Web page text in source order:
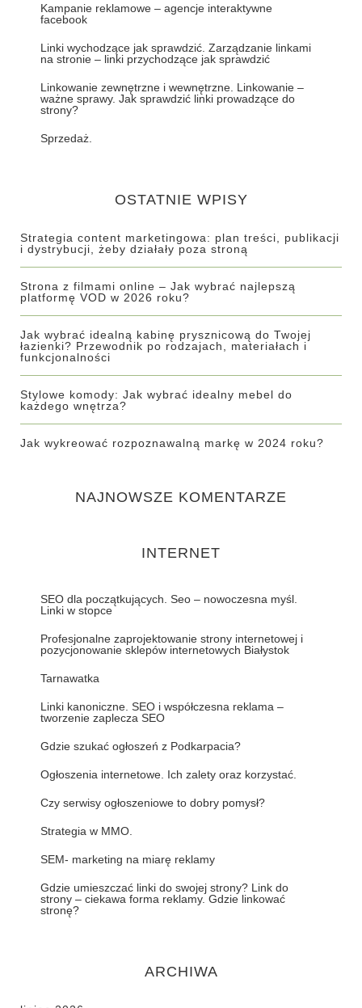
Kampanie reklamowe – agencje interaktywne
facebook
Linki wychodzące jak sprawdzić. Zarządzanie linkami
na stronie – linki przychodzące jak sprawdzić
Linkowanie zewnętrzne i wewnętrzne. Linkowanie –
ważne sprawy. Jak sprawdzić linki prowadzące do
strony?
Sprzedaż.
OSTATNIE WPISY
Strategia content marketingowa: plan treści, publikacji
i dystrybucji, żeby działały poza stroną
Strona z filmami online – Jak wybrać najlepszą
platformę VOD w 2026 roku?
Jak wybrać idealną kabinę prysznicową do Twojej
łazienki? Przewodnik po rodzajach, materiałach i
funkcjonalności
Stylowe komody: Jak wybrać idealny mebel do
każdego wnętrza?
Jak wykreować rozpoznawalną markę w 2024 roku?
NAJNOWSZE KOMENTARZE
INTERNET
SEO dla początkujących. Seo – nowoczesna myśl.
Linki w stopce
Profesjonalne zaprojektowanie strony internetowej i
pozycjonowanie sklepów internetowych Białystok
Tarnawatka
Linki kanoniczne. SEO i współczesna reklama –
tworzenie zaplecza SEO
Gdzie szukać ogłoszeń z Podkarpacia?
Ogłoszenia internetowe. Ich zalety oraz korzystać.
Czy serwisy ogłoszeniowe to dobry pomysł?
Strategia w MMO.
SEM- marketing na miarę reklamy
Gdzie umieszczać linki do swojej strony? Link do
strony – ciekawa forma reklamy. Gdzie linkować
stronę?
ARCHIWA